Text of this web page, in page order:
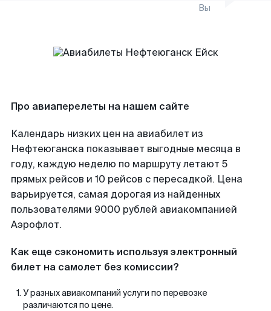
Вы
Про авиаперелеты на нашем сайте
Календарь низких цен на авиабилет из
Нефтеюганска показывает выгодные месяца в
году, каждую неделю по маршруту летают 5
прямых рейсов и 10 рейсов с пересадкой. Цена
варьируется, самая дорогая из найденных
пользователями 9000 рублей авиакомпанией
Аэрофлот.
Как еще сэкономить используя электронный
билет на самолет без комиссии?
У разных авиакомпаний услуги по перевозке
различаются по цене.